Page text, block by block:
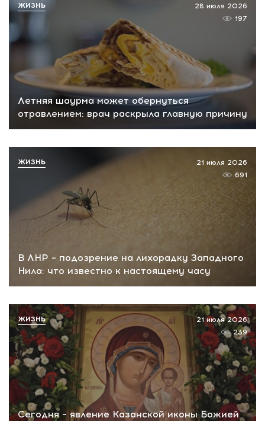
Летняя шаурма может обернуться
отравлением: врач раскрыла главную причину
28 июля 2026
197
ЖИЗНЬ
В ЛНР – подозрение на лихорадку Западного
Нила: что известно к настоящему часу
21 июля 2026
691
ЖИЗНЬ
Сегодня – явление Казанской иконы Божией
21 июля 2026
239
ЖИЗНЬ